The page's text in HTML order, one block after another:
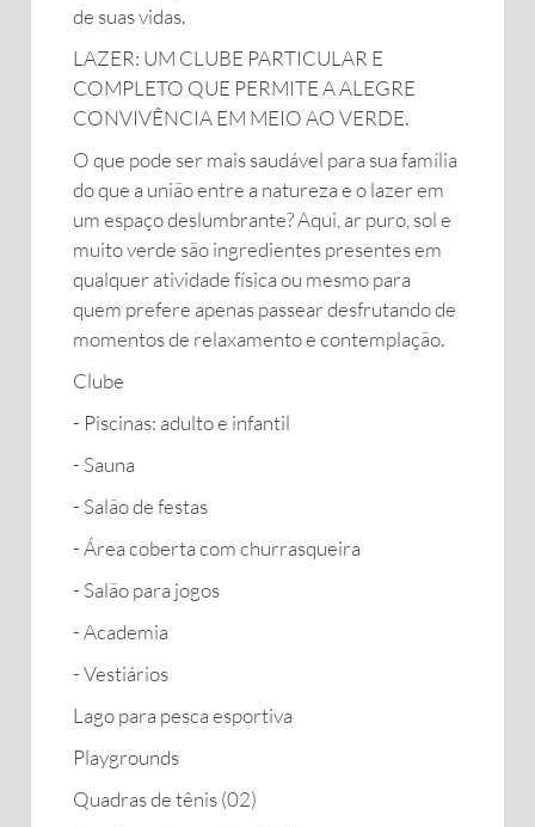
de suas vidas.
LAZER: UM CLUBE PARTICULAR E
COMPLETO QUE PERMITE A ALEGRE
CONVIVÊNCIA EM MEIO AO VERDE.
O que pode ser mais saudável para sua família
do que a união entre a natureza e o lazer em
um espaço deslumbrante? Aqui, ar puro, sol e
muito verde são ingredientes presentes em
qualquer atividade física ou mesmo para
quem prefere apenas passear desfrutando de
momentos de relaxamento e contemplação.
Clube
- Piscinas: adulto e infantil
- Sauna
- Salão de festas
- Área coberta com churrasqueira
- Salão para jogos
- Academia
- Vestiários
Lago para pesca esportiva
Playgrounds
Quadras de tênis (02)